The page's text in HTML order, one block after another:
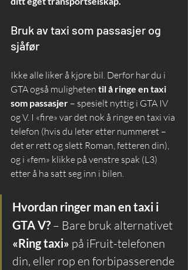
Bruk av taxi som passasjer og
sjåfør
Ikke alle liker å kjøre bil. Derfor har du i
GTA også muligheten til å ringe en taxi
som passasjer – spesielt nyttig i GTA IV
og V. I «fire» var det nok å ringe en taxi via
telefon (hvis du leter etter nummeret –
det er rett og slett Roman, fetteren din),
og i «fem» klikke på venstre spak (L3)
etter å ha satt seg inn i bilen.
Hvordan ringer man en taxi i
GTA V? – Bare bruk alternativet
«Ring taxi» på iFruit-telefonen
din, eller rop en forbipasserende